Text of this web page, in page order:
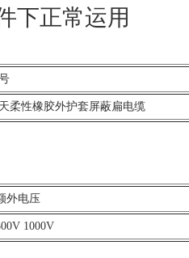
下正常运用
柔性橡胶外护套屏蔽扁电缆
外电压
1000V